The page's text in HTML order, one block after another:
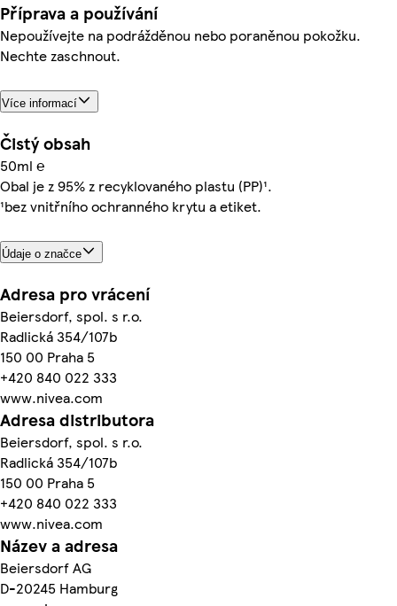
Příprava a používání
Nepoužívejte na podrážděnou nebo poraněnou pokožku.
Nechte zaschnout.
Více informací
Čistý obsah
50ml ℮
Obal je z 95% z recyklovaného plastu (PP)¹.
¹bez vnitřního ochranného krytu a etiket.
Údaje o značce
Adresa pro vrácení
Beiersdorf, spol. s r.o.
Radlická 354/107b
150 00 Praha 5
+420 840 022 333
www.nivea.com
Adresa distributora
Beiersdorf, spol. s r.o.
Radlická 354/107b
150 00 Praha 5
+420 840 022 333
www.nivea.com
Název a adresa
Beiersdorf AG
D-20245 Hamburg